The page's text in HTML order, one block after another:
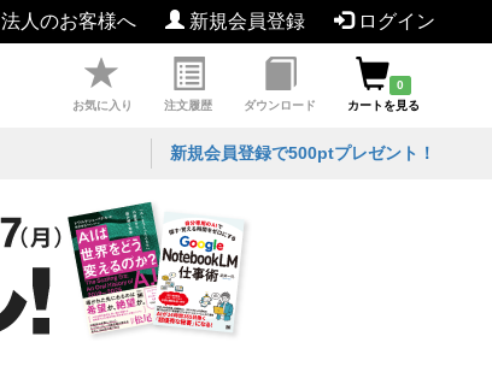
法人のお客様へ 新規会員登録 ログイン
お気に入り 注文履歴 ダウンロード
0
カートを見る
新規会員登録で500ptプレゼント！